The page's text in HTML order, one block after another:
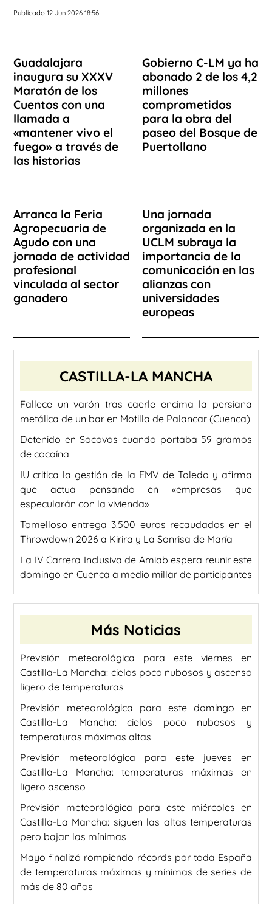
Publicado 12 Jun 2026 18:56
Guadalajara
inaugura su XXXV
Maratón de los
Cuentos con una
llamada a
«mantener vivo el
fuego» a través de
las historias
Gobierno C-LM ya ha
abonado 2 de los 4,2
millones
comprometidos
para la obra del
paseo del Bosque de
Puertollano
Arranca la Feria
Agropecuaria de
Agudo con una
jornada de actividad
profesional
vinculada al sector
ganadero
Una jornada
organizada en la
UCLM subraya la
importancia de la
comunicación en las
alianzas con
universidades
europeas
CASTILLA-LA MANCHA
Fallece un varón tras caerle encima la persiana
metálica de un bar en Motilla de Palancar (Cuenca)
Detenido en Socovos cuando portaba 59 gramos
de cocaína
IU critica la gestión de la EMV de Toledo y afirma
que actua pensando en «empresas que
especularán con la vivienda»
Tomelloso entrega 3.500 euros recaudados en el
Throwdown 2026 a Kirira y La Sonrisa de María
La IV Carrera Inclusiva de Amiab espera reunir este
domingo en Cuenca a medio millar de participantes
Más Noticias
Previsión meteorológica para este viernes en
Castilla-La Mancha: cielos poco nubosos y ascenso
ligero de temperaturas
Previsión meteorológica para este domingo en
Castilla-La Mancha: cielos poco nubosos y
temperaturas máximas altas
Previsión meteorológica para este jueves en
Castilla-La Mancha: temperaturas máximas en
ligero ascenso
Previsión meteorológica para este miércoles en
Castilla-La Mancha: siguen las altas temperaturas
pero bajan las mínimas
Mayo finalizó rompiendo récords por toda España
de temperaturas máximas y mínimas de series de
más de 80 años